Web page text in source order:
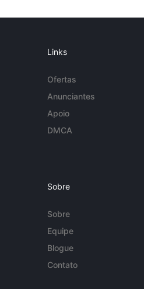
Links
Ofertas
Anunciantes
Apoio
DMCA
Sobre
Sobre
Equipe
Blogue
Contato